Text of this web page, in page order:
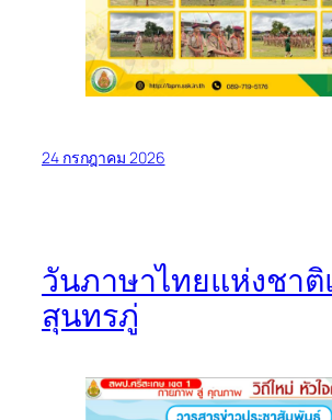
24 กรกฎาคม 2026
วันภาษาไทยแห่งชา
สุนทรภู่